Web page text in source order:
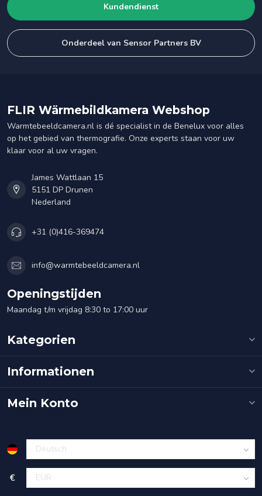
Kundendienst
Onderdeel van Sensor Partners BV
FLIR Wärmebildkamera Webshop
Warmtebeeldcamera.nl is dé specialist in de Benelux voor alles
op het gebied van thermografie. Onze experts staan voor uw
klaar voor al uw vragen.
James Wattlaan 15
5151 DP Drunen
Nederland
+31 (0)416-369474
info@warmtebeeldcamera.nl
Openingstijden
Maandag t/m vrijdag 8:30 to 17:00 uur
Kategorien
Informationen
Mein Konto
€